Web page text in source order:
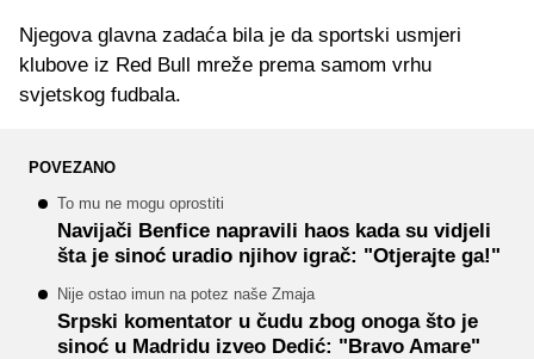
Njegova glavna zadaća bila je da sportski usmjeri
klubove iz Red Bull mreže prema samom vrhu
svjetskog fudbala.
POVEZANO
To mu ne mogu oprostiti
Navijači Benfice napravili haos kada su vidjeli
šta je sinoć uradio njihov igrač: "Otjerajte ga!"
Nije ostao imun na potez naše Zmaja
Srpski komentator u čudu zbog onoga što je
sinoć u Madridu izveo Dedić: "Bravo Amare"